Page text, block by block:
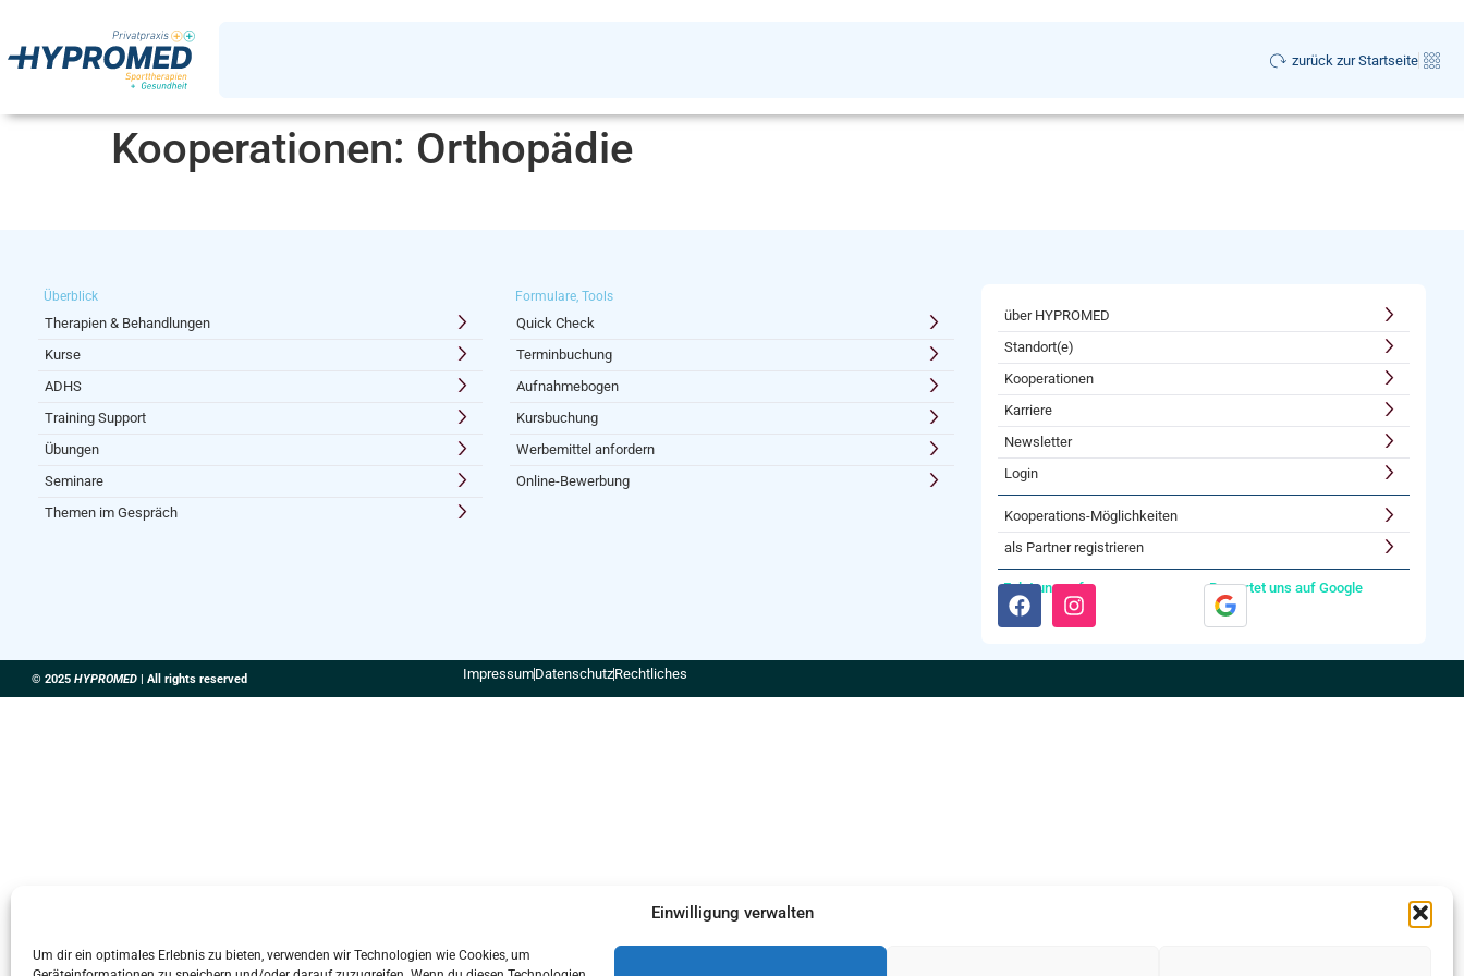
Einwilligung verwalten
Um dir ein optimales Erlebnis zu bieten, verwenden wir Technologien wie Cookies, um
zurück zur Startseite
Kooperationen: Orthopädie
Überblick
Therapien & Behandlungen
Kurse
ADHS
Training Support
Übungen
Seminare
Themen im Gespräch
Formulare, Tools
Quick Check
Terminbuchung
Aufnahmebogen
Kursbuchung
Werbemittel anfordern
Online-Bewerbung
über HYPROMED
Standort(e)
Kooperationen
Karriere
Newsletter
Login
Kooperations-Möglichkeiten
als Partner registrieren
Folgt uns auf: Bewertet uns auf Google
© 2025 HYPROMED | All rights reserved ImpressumDatenschutzRechtliches